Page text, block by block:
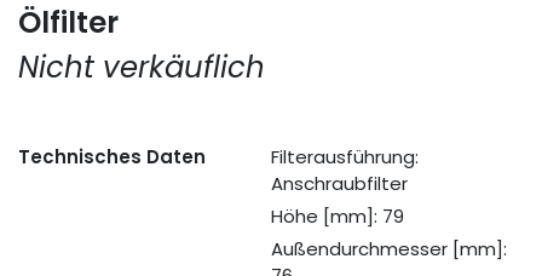
Ölfilter
Nicht verkäuflich
Technisches Daten
Filterausführung:
Anschraubfilter
Höhe [mm]: 79
Außendurchmesser [mm]: